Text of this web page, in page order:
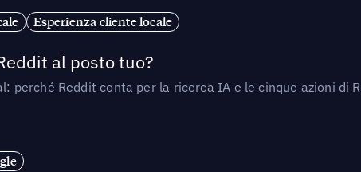
Esperienza cliente locale
al posto tuo?
perché Reddit conta per la ricerca IA e le cinque azioni di